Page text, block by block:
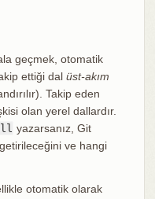
geçmek, otomatik
ettiği dal üst-akım
Takip eden
olan yerel dallardır.
yazarsanız, Git
ve hangi
otomatik olarak